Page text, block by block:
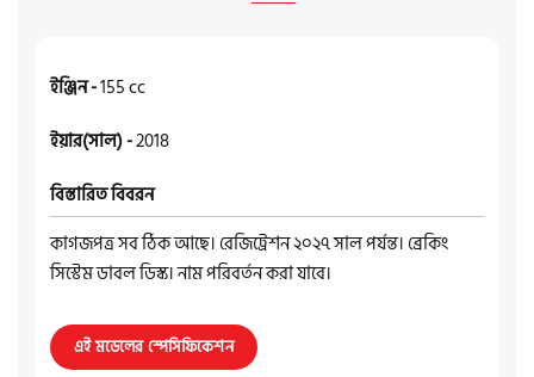
ইঞ্জিন -155 cc
ইয়ার(সাল) -2018
বিস্তারিত বিবরন
কাগজপত্র সব ঠিক আছে। রেজিট্রেশন ২০২৭ সাল পর্যন্ত। ব্রেকিং
সিস্টেম ডাবল ডিস্ক। নাম পরিবর্তন করা যাবে।
এই মডেলের স্পেসিফিকেশন